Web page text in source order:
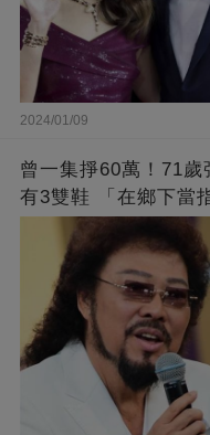
2024/01/09
曾一集掙60萬！71
有3雙鞋 「在鄉下當